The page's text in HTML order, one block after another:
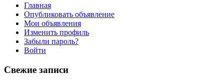
Главная
Опубликовать объявление
Мои объявления
Изменить профиль
Забыли пароль?
Войти
Свежие записи